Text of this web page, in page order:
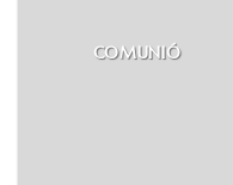
COMUNIÓ